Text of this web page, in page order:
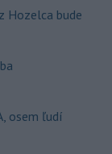
Hozelca bude
osem ľudí